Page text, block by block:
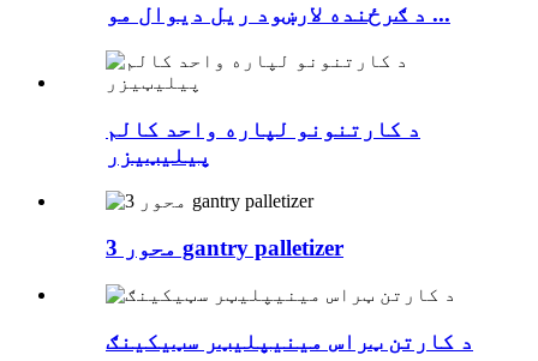
د ګرځنده لارښود ریل دیوال مو ...
د کارتنونو لپاره واحد کالم
پیلیټیزر
3 محور gantry palletizer
د کارتن ټراس مینیپلیټر سټیکینګ